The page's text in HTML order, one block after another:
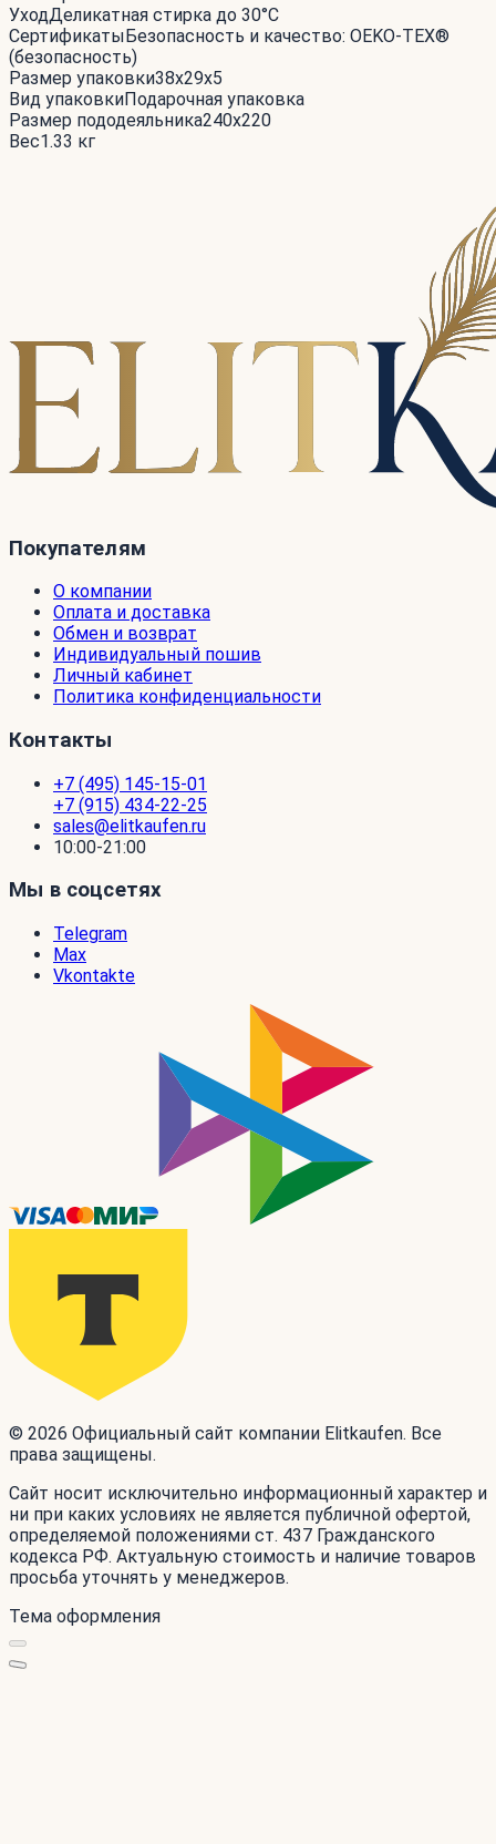
УходДеликатная стирка до 30°С
СертификатыБезопасность и качество: OEKO-TEX®
(безопасность)
Размер упаковки38x29x5
Вид упаковкиПодарочная упаковка
Размер пододеяльника240x220
Вес1.33 кг
Покупателям
О компании
Оплата и доставка
Обмен и возврат
Индивидуальный пошив
Личный кабинет
Политика конфиденциальности
Контакты
+7 (495) 145-15-01
+7 (915) 434-22-25
sales@elitkaufen.ru
10:00-21:00
Мы в соцсетях
Telegram
Max
Vkontakte
© 2026 Официальный сайт компании Elitkaufen. Все
права защищены.
Сайт носит исключительно информационный характер и
ни при каких условиях не является публичной офертой,
определяемой положениями ст. 437 Гражданского
кодекса РФ. Актуальную стоимость и наличие товаров
просьба уточнять у менеджеров.
Тема оформления